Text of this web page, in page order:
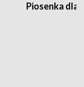
Piosenka dla